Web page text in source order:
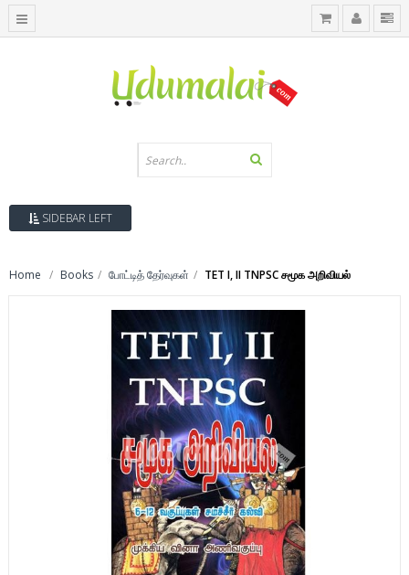
SIDEBAR LEFT
Home Books போட்டித் தேர்வுகள் TET I, II TNPSC சமூக அறிவியல்